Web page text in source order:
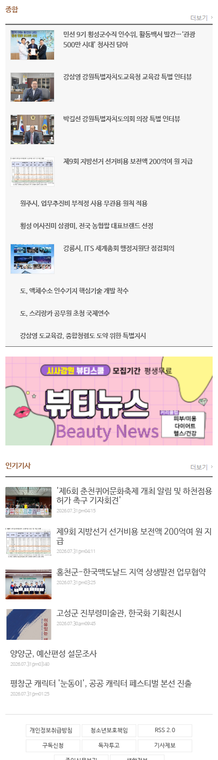
종합
민선 9기 횡성군수직 인수위, 활동백서 발간…‘관광
500만 시대’ 청사진 담아
강삼영 강원특별자치도교육청 교육감 특별 인터뷰
박길선 강원특별자치도의회 의장 특별 인터뷰
제9회 지방선거 선거비용 보전액 200억여 원 지급
원주시, 업무추진비 부적정 사용 무관용 원칙 적용
횡성 어사진미 삼광미, 전국 농협쌀 대표브랜드 선정
강릉시, ITS 세계총회 행정지원단 점검회의
도, 액체수소 인수기지 핵심기술 개발 착수
도, 스리랑카 공무원 초청 국제연수
강삼영 도교육감, 종합청렴도 도약 위한 특별지시
인기기사
'제6회 춘천퀴어문화축제 개최 알림 및 하천점용
허가 촉구 기자회견'
2026.07.31 pm04:15
제9회 지방선거 선거비용 보전액 200억여 원 지
급
2026.07.31 pm04:11
홍천군-한국맥도날드 지역 상생발전 업무협약
2026.07.31 pm03:25
고성군 진부령미술관, 한국화 기획전시
2026.07.30 am09:45
양양군, 예산편성 설문조사
2026.07.31 pm03:40
평창군 캐릭터 '눈동이', 공공 캐릭터 페스티벌 본선 진출
2026.07.31 pm01:25
개인정보취급방침 청소년보호책임 RSS 2.0
구독신청 독자투고 기사제보